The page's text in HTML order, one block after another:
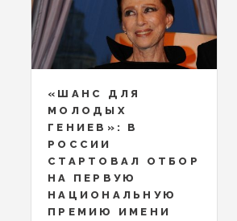
«ШАНС ДЛЯ
МОЛОДЫХ
ГЕНИЕВ»: В
РОССИИ
СТАРТОВАЛ ОТБОР
НА ПЕРВУЮ
НАЦИОНАЛЬНУЮ
ПРЕМИЮ ИМЕНИ